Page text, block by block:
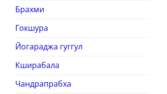
Брахми
Гокшура
Йогараджа гуггул
Кширабала
Чандрапрабха